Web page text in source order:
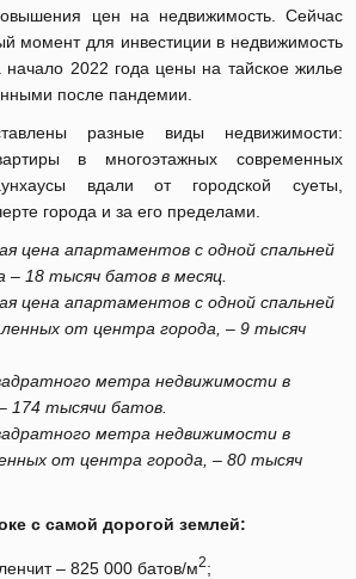
цен на недвижимость. Сейчас
момент для инвестиции в недвижимость
начало 2022 года цены на тайское жилье
после пандемии.
разные виды недвижимости:
в многоэтажных современных
вдали от городской суеты,
города и за его пределами.
цена апартаментов с одной спальней
– 18 тысяч батов в месяц.
цена апартаментов с одной спальней
от центра города, – 9 тысяч
метра недвижимости в
174 тысячи батов.
метра недвижимости в
от центра города, – 80 тысяч
с самой дорогой землей:
‒ 825 000 батов/м2;